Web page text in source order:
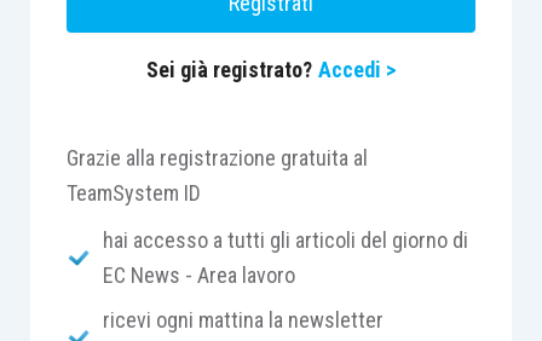
Sei già registrato? Accedi >
Grazie alla registrazione gratuita al
TeamSystem ID
hai accesso a tutti gli articoli del giorno di
EC News - Area lavoro
ricevi ogni mattina la newsletter